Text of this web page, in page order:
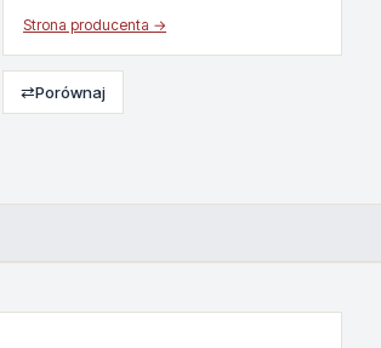
Strona producenta →
⇄Porównaj